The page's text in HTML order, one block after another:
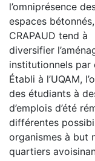
l’omniprésence
espaces
CRAPAUD tend à
diversifier
institutionnels par
Établi à l’UQAM,
des étudiants à
d’emplois d’été
différentes
organismes à but
quartiers